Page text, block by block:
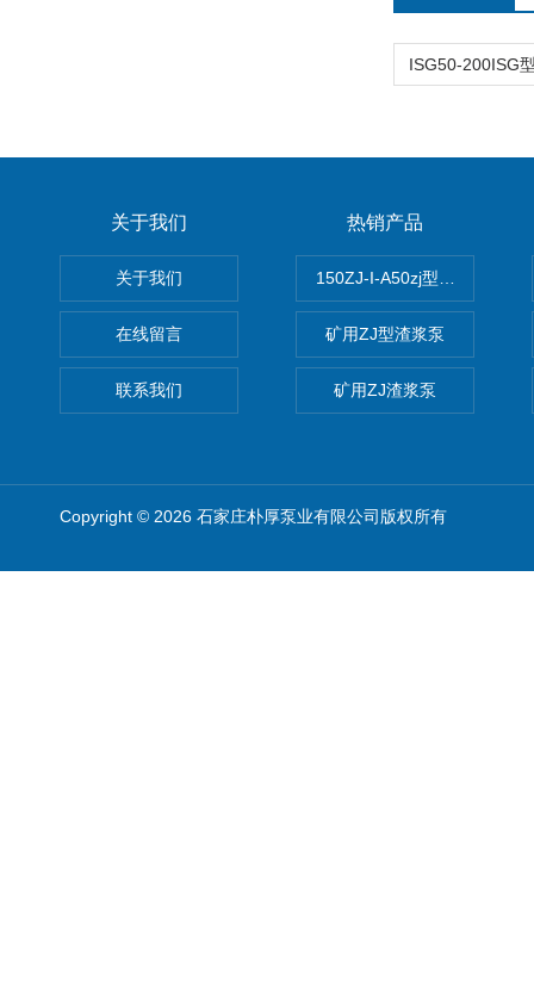
关于我们
关于我们
在线留言
联系我们
热销产品
150ZJ-I-A50zj型渣浆泵
矿用ZJ型渣浆泵
矿用ZJ渣浆泵
Copyright © 2026 石家庄朴厚泵业有限公司版权所有